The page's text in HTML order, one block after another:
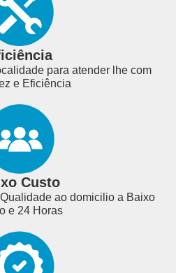
para atender lhe com
e Eficiência
Custo
ao domicilio a Baixo
e 24 Horas